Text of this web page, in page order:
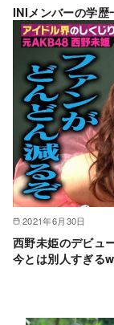
INIメンバーの学歴
2021年6月30日
西野未姫のデビュ
今とは別人すぎるw